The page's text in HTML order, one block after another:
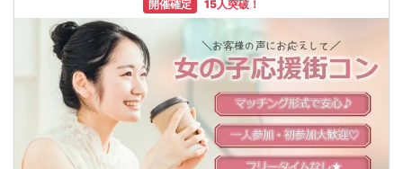
開催確定 15人突破！